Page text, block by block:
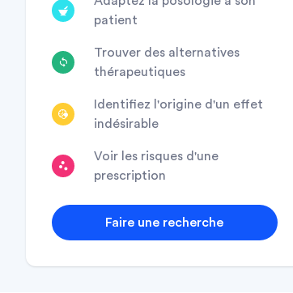
patient
Trouver des alternatives
thérapeutiques
Identifiez l'origine d'un effet
indésirable
Voir les risques d'une
prescription
Faire une recherche